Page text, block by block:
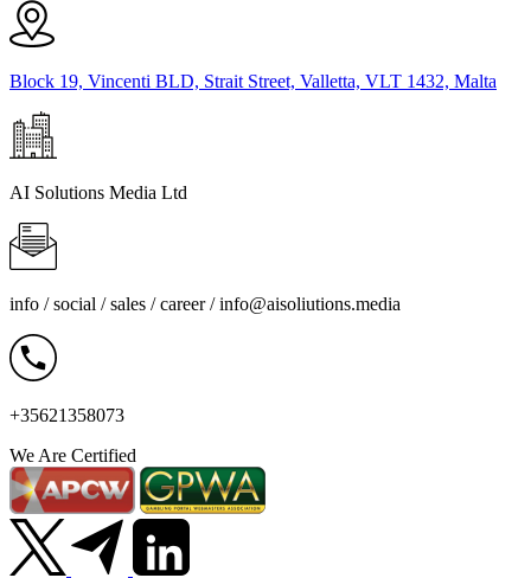
Block 19, Vincenti BLD, Strait Street, Valletta, VLT 1432, Malta
AI Solutions Media Ltd
info / social / sales / career /info@aisoliutions.media
+35621358073
We Are Certified